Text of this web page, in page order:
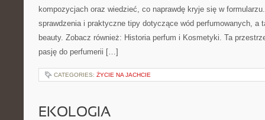
kompozycjach oraz wiedzieć, co naprawdę kryje się w
sprawdzenia i praktyczne tipy dotyczące wód perfumowanych, a
beauty. Zobacz również: Historia perfum i Kosmetyki. Ta
pasję do perfumerii […]
CATEGORIES: ŻYCIE NA JACHCIE
EKOLOGIA